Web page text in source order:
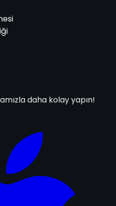
daha kolay yapın!